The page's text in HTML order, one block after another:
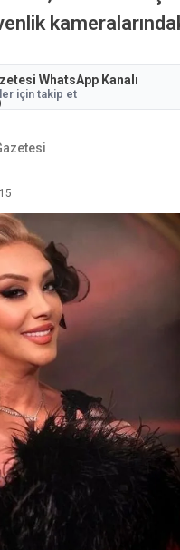
WhatsApp Kanalı
için takip et